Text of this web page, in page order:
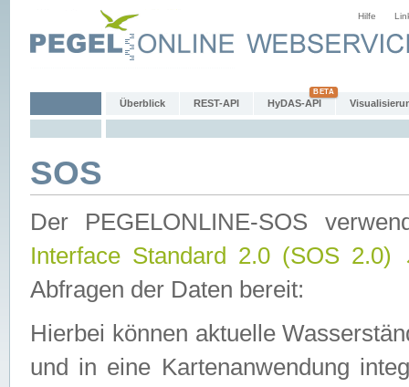
Hilfe
Überblick REST-API HyDAS-API
SOS
Der PEGELONLINE-SOS
Interface Standard 2.0 (SOS 2.0)
Abfragen der Daten bereit:
Hierbei können aktuelle
und in eine Kartenanwendung